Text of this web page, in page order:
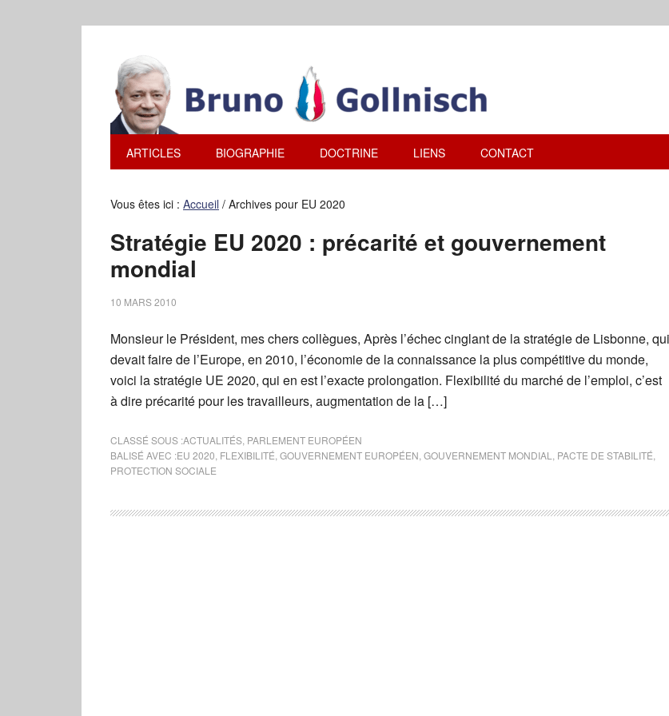
ARTICLES BIOGRAPHIE DOCTRINE LIENS CONTACT
Vous êtes ici : Accueil / Archives pour EU 2020
Stratégie EU 2020 : précarité et gouvernement
mondial
10 MARS 2010
Monsieur le Président, mes chers collègues, Après l’échec cinglant de la stratégie de Lisbonne, qui
devait faire de l’Europe, en 2010, l’économie de la connaissance la plus compétitive du monde,
voici la stratégie UE 2020, qui en est l’exacte prolongation. Flexibilité du marché de l’emploi, c’est
à dire précarité pour les travailleurs, augmentation de la […]
CLASSÉ SOUS :ACTUALITÉS PARLEMENT EUROPÉEN
BALISÉ AVEC :EU 2020 FLEXIBILITÉ GOUVERNEMENT EUROPÉEN GOUVERNEMENT MONDIAL PACTE DE STABILITÉ
PROTECTION SOCIALE